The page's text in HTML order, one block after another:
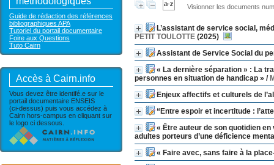
Guide de rédaction des références
bibliographiques APA
Tutoriel du portail documentaire
Foire aux Questions
Tuto Cairn
Accès à Cairn.info
Vous devez être identifé.e sur le
portail documentaire ENSEIS
(ci-dessus) puis vous accédez à
Cairn hors-campus en cliquant sur
le logo ci dessous.
Visionner les documents
L’assistant de service social,
PETIT TOULOTTE (2025)
Assistant de Service Social du
« La dernière séparation » : La
personnes en situation de handicap » /
Enjeux affectifs et culturels de
“Entre espoir et incertitude :
« Être auteur de son quotidien
adultes porteurs d’une déficience
« Faire avec, sans faire à la